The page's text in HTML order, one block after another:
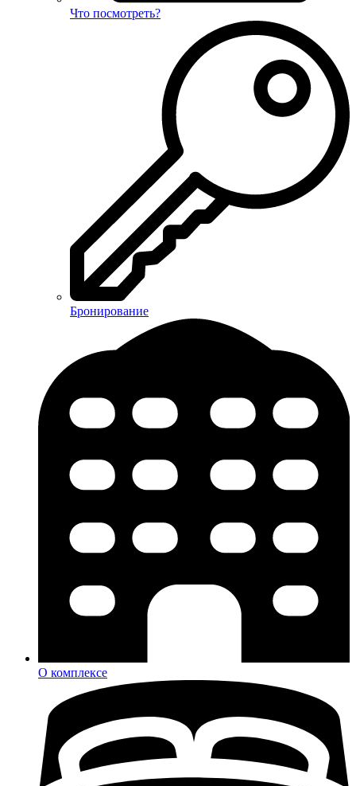
Что посмотреть?
Бронирование
О комплексе